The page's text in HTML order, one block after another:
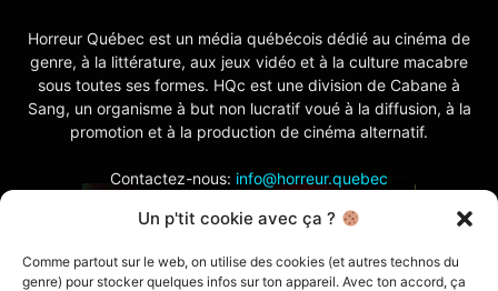
Un p'tit cookie avec ça ?
Comme partout sur le web, on utilise des cookies (et autres technos du
genre) pour stocker quelques infos sur ton appareil. Avec ton accord, ça
Horreur Québec est un média québécois dédié au cinéma de
genre, à la littérature, aux jeux vidéo et à la culture macabre
sous toutes ses formes. HQc est une division de Cabane à
Sang, un organisme à but non lucratif voué à la diffusion, à la
promotion et à la production de cinéma alternatif.
Contactez-nous: info@horreur.quebec
SUIVEZ NOUS